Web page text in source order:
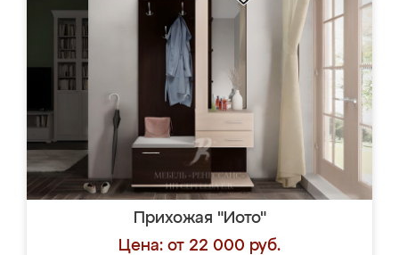
Прихожая "Иото"
Цена: от 22 000 руб.